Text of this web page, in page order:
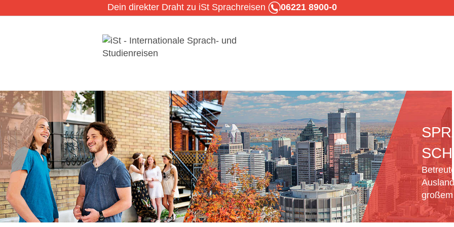
Dein direkter Draht zu iSt Sprachreisen 06221 8900-0